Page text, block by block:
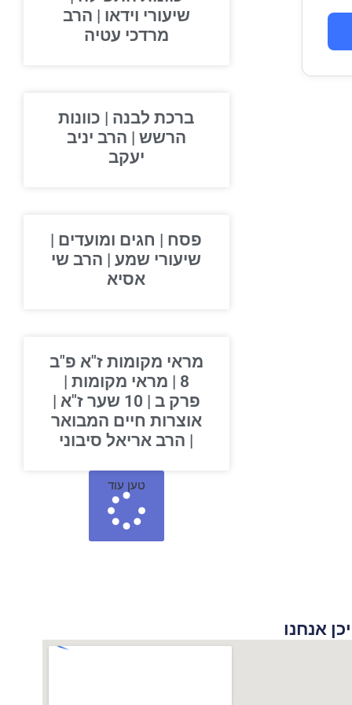
שיעורי וידאו | הרב
מרדכי עטיה
ברכת לבנה | כוונות
הרשש | הרב יניב
יעקב
פסח | חגים ומועדים |
שיעורי שמע | הרב שי
אסיא
מראי מקומות ז"א פ"ב
8 | מראי מקומות |
פרק ב | 10 שער ז"א |
אוצרות חיים המבואר
| הרב אריאל סיבוני
טען עוד
אנחנו